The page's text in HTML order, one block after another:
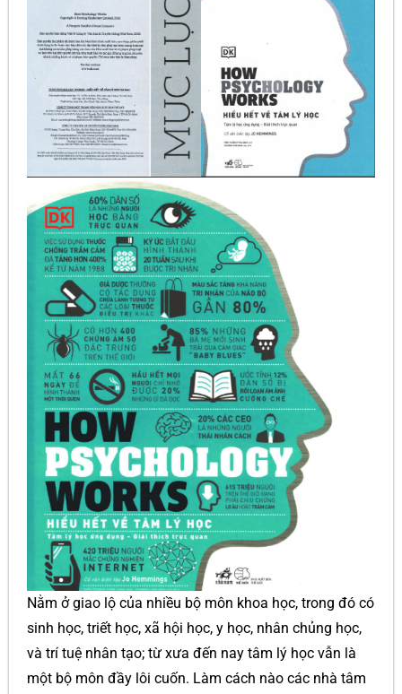
Nằm ở giao lộ của nhiều bộ môn khoa học, trong đó có
sinh học, triết học, xã hội học, y học, nhân chủng học,
và trí tuệ nhân tạo; từ xưa đến nay tâm lý học vẫn là
một bộ môn đầy lôi cuốn. Làm cách nào các nhà tâm